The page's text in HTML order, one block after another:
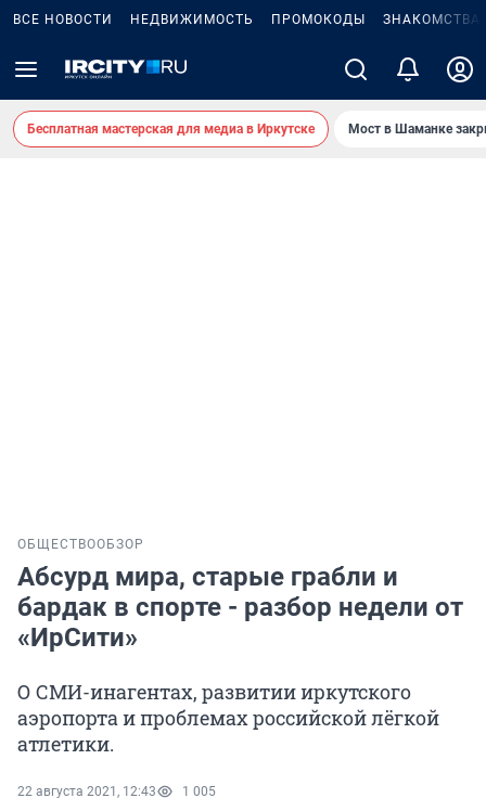
ВСЕ НОВОСТИ НЕДВИЖИМОСТЬ ПРОМОКОДЫ ЗНАКОМСТВА
Бесплатная мастерская для медиа в Иркутске Мост в Шаманке
ОБЩЕСТВООБЗОР
Абсурд мира, старые грабли и
бардак в спорте - разбор недели от
«ИрСити»
О СМИ-инагентах, развитии иркутского
аэропорта и проблемах российской лёгкой
атлетики.
22 августа 2021, 12:43 1 005